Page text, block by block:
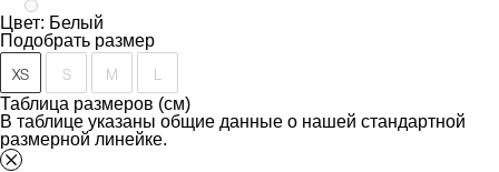
Цвет: Белый
Подобрать размер
XS S M
Таблица размеров (см)
В таблице указаны общие данные о нашей стандартной
размерной линейке.